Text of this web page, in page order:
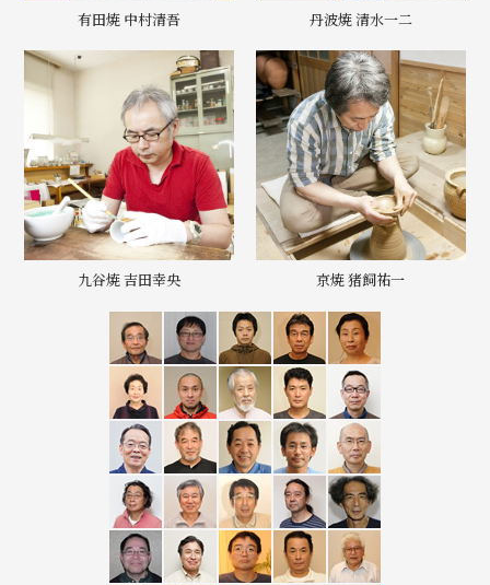
有田焼 中村清吾 丹波焼 清水一二
九谷焼 吉田幸央 京焼 猪飼祐一